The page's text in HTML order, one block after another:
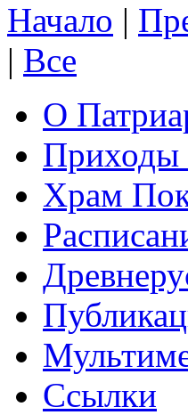
Начало |
| Все
О
Приходы
Храм
Ссылки